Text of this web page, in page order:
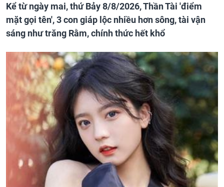
Kể từ ngày mai, thứ Bảy 8/8/2026, Thần Tài 'điểm
mặt gọi tên', 3 con giáp lộc nhiều hơn sông, tài vận
sáng như trăng Rằm, chính thức hết khổ